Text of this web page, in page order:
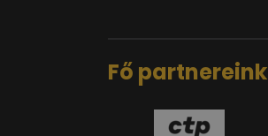
Fő partnereink